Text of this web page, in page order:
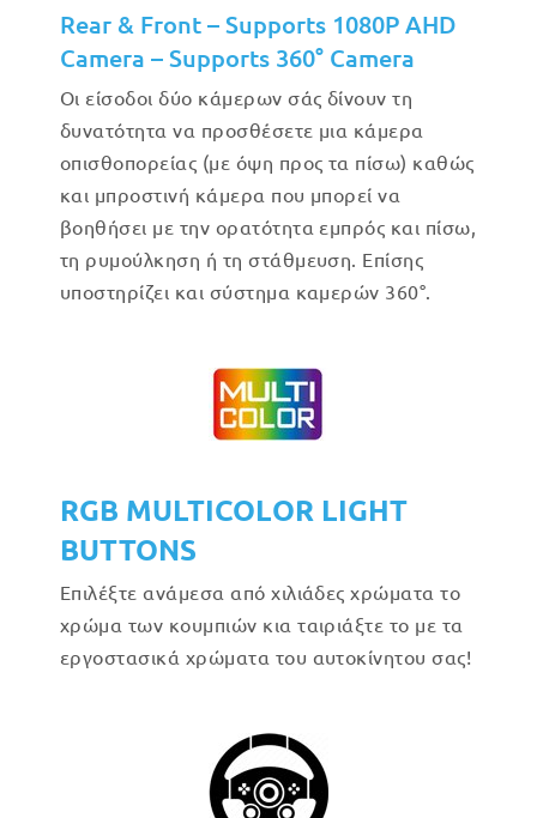
Rear & Front – Supports 1080P AHD
Camera – Supports 360° Camera
Οι είσοδοι δύο κάμερων σάς δίνουν τη
δυνατότητα να προσθέσετε μια κάμερα
οπισθοπορείας (με όψη προς τα πίσω) καθώς
και μπροστινή κάμερα που μπορεί να
βοηθήσει με την ορατότητα εμπρός και πίσω,
τη ρυμούλκηση ή τη στάθμευση. Επίσης
υποστηρίζει και σύστημα καμερών 360°.
RGB MULTICOLOR LIGHT
BUTTONS
Επιλέξτε ανάμεσα από χιλιάδες χρώματα το
χρώμα των κουμπιών κια ταιριάξτε το με τα
εργοστασικά χρώματα του αυτοκίνητου σας!